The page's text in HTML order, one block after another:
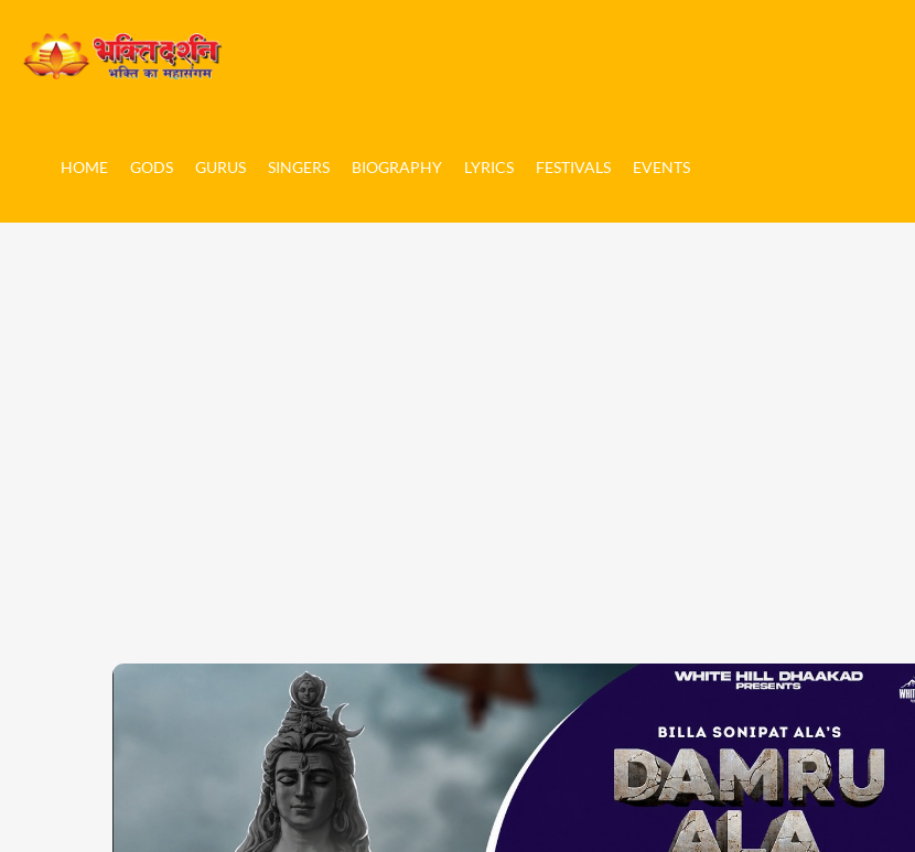
HOME GODS GURUS SINGERS BIOGRAPHY LYRICS FESTIVALS EVENTS